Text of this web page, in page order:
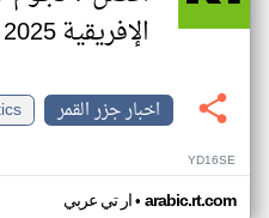
الإفريقية 2025
اخبار جزر القمر
YD16SE
ار تي عربي• arabic.rt.com